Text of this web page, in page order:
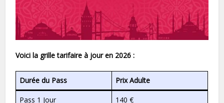
Voici la grille tarifaire à jour en 2026 :
Durée du Pass Prix Adulte
Pass 1 Jour 140 €